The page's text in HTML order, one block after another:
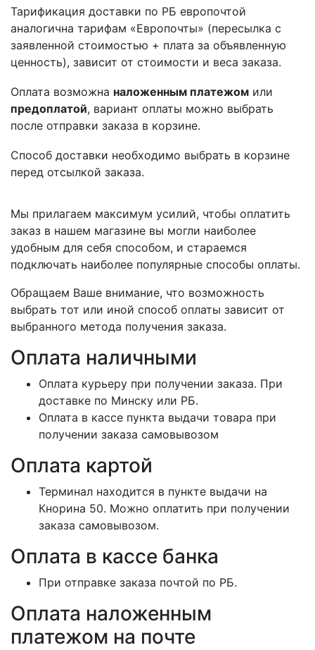
Тарификация доставки по РБ европочтой
аналогична тарифам «Европочты» (пересылка с
заявленной стоимостью + плата за объявленную
ценность), зависит от стоимости и веса заказа.
Оплата возможна наложенным платежом или
предоплатой, вариант оплаты можно выбрать
после отправки заказа в корзине.
Способ доставки необходимо выбрать в корзине
перед отсылкой заказа.
Мы прилагаем максимум усилий, чтобы оплатить
заказ в нашем магазине вы могли наиболее
удобным для себя способом, и стараемся
подключать наиболее популярные способы оплаты.
Обращаем Ваше внимание, что возможность
выбрать тот или иной способ оплаты зависит от
выбранного метода получения заказа.
Оплата наличными
Оплата курьеру при получении заказа. При
доставке по Минску или РБ.
Оплата в кассе пункта выдачи товара при
получении заказа самовывозом
Оплата картой
Терминал находится в пункте выдачи на
Кнорина 50. Можно оплатить при получении
заказа самовывозом.
Оплата в кассе банка
При отправке заказа почтой по РБ.
Оплата наложенным
платежом на почте